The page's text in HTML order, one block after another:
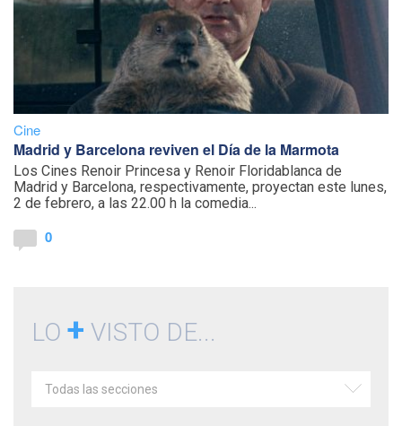
Cine
Madrid y Barcelona reviven el Día de la Marmota
Los Cines Renoir Princesa y Renoir Floridablanca de
Madrid y Barcelona, respectivamente, proyectan este lunes,
2 de febrero, a las 22.00 h la comedia...
0
LO + VISTO DE...
Todas las secciones